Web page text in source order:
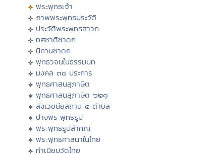
พระพุทธเจ้า
ภาพพระพุทธประวัติ
ประวัติพระพุทธสาวก
ทศชาติชาดก
นิทานชาดก
พุทธวจนในธรรมบท
มงคล ๓๘ ประการ
พุทธศาสนสุภาษิต
พุทธศาสนสุภาษิต ๖๒๑
สังเวชนียสถาน ๔ ตำบล
ปางพระพุทธรูป
พระพุทธรูปสำคัญ
พระพุทธศาสนาในไทย
ทำเนียบวัดไทย